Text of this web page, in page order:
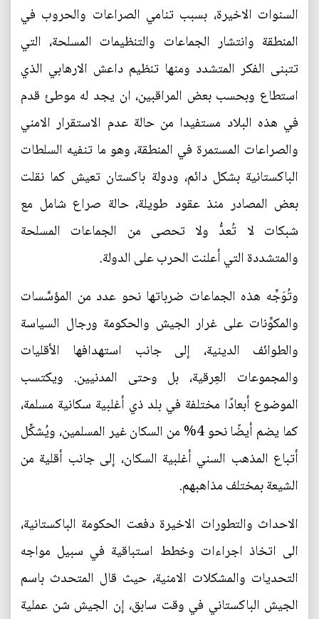
السنوات الاخيرة، بسبب تنامي الصراعات والحروب في
المنطقة وانتشار الجماعات والتنظيمات المسلحة، التي
تتبنى الفكر المتشدد ومنها تنظيم داعش الارهابي الذي
استطاع وبحسب بعض المراقبين، ان يجد له موطئ قدم
في هذه البلاد مستفيدا من حالة عدم الاستقرار الامني
والصراعات المستمرة في المنطقة، وهو ما تنفيه السلطات
الباكستانية بشكل دائم، ودولة باكستان تعيش كما نقلت
بعض المصادر منذ عقود طويلة، حالة صراع شامل مع
شبكات لا تُعدُّ ولا تحصى من الجماعات المسلحة
والمتشددة التي أعلنت الحرب على الدولة.
وتُوَجِّه هذه الجماعات ضرباتها نحو عدد من المؤسَّسات
والمكوِّنات على غرار الجيش والحكومة ورجال السياسة
والطوائف الدينية، إلى جانب استهدافها الأقليات
والمجموعات العِرقية، بل وحتى المدنيين. ويكتسب
الموضوع أبعادًا مختلفة في بلد ذي أغلبية سكانية مسلمة،
كما يضم أيضًا نحو 4% من السكان غير المسلمين، ويُشكِّل
أتباع المذهب السني أغلبية السكان، إلى جانب أقلية من
الشيعة بمختلف مذاهبهم.
الاحداث والتطورات الاخيرة دفعت الحكومة الباكستانية،
الى اتخاذ اجراءات وخطط استباقية في سبيل مواجه
التحديات والمشكلات الامنية، حيث قال المتحدث باسم
الجيش الباكستاني في وقت سابق، إن الجيش شن عملية